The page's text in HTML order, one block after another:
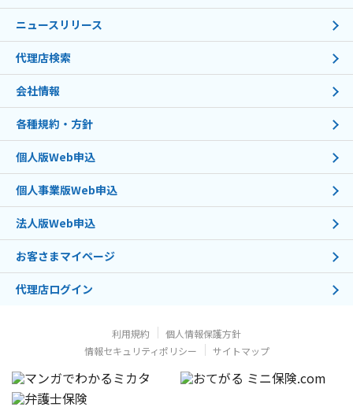
ニュースリリース
代理店検索
会社情報
各種規約・方針
個人版Web申込
個人事業版Web申込
法人版Web申込
お客さまマイページ
代理店ログイン
利用規約
個人情報保護方針
情報セキュリティポリシー
サイトマップ